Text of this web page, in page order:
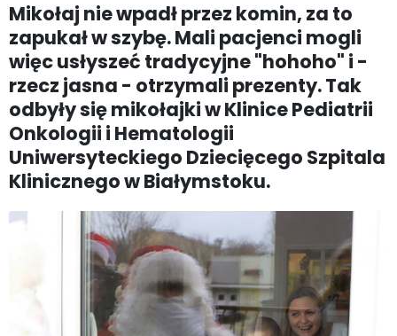
Mikołaj nie wpadł przez komin, za to
zapukał w szybę. Mali pacjenci mogli
więc usłyszeć tradycyjne "hohoho" i -
rzecz jasna - otrzymali prezenty. Tak
odbyły się mikołajki w Klinice Pediatrii
Onkologii i Hematologii
Uniwersyteckiego Dziecięcego Szpitala
Klinicznego w Białymstoku.